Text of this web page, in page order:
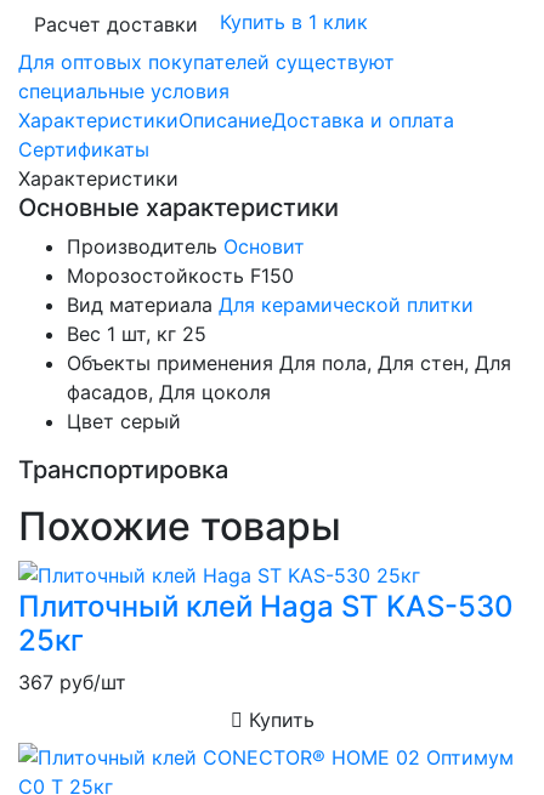
Расчет доставки
Купить в 1 клик
Для оптовых покупателей существуют
специальные условия
ХарактеристикиОписаниеДоставка и оплата
Сертификаты
Характеристики
Основные характеристики
Производитель Основит
Морозостойкость F150
Вид материала Для керамической плитки
Вес 1 шт, кг 25
Объекты применения Для пола, Для стен, Для
фасадов, Для цоколя
Цвет серый
Транспортировка
Похожие товары
Плиточный клей Haga ST KAS-530
25кг
367 руб/шт
Купить